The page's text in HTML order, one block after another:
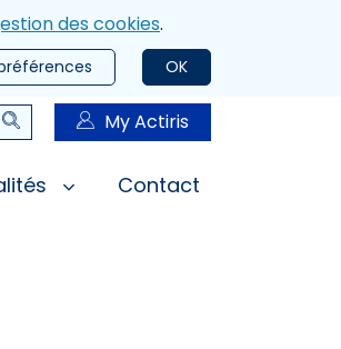
des cookies.
OK
RechercherMy Actiris
Contact